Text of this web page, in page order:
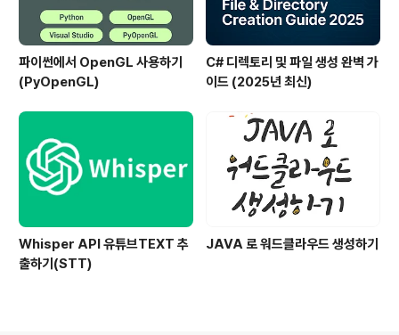
파이썬에서 OpenGL 사용하기
(PyOpenGL)
C# 디렉토리 및 파일 생성 완벽 가
이드 (2025년 최신)
Whisper API 유튜브TEXT 추
출하기(STT)
JAVA 로 워드클라우드 생성하기